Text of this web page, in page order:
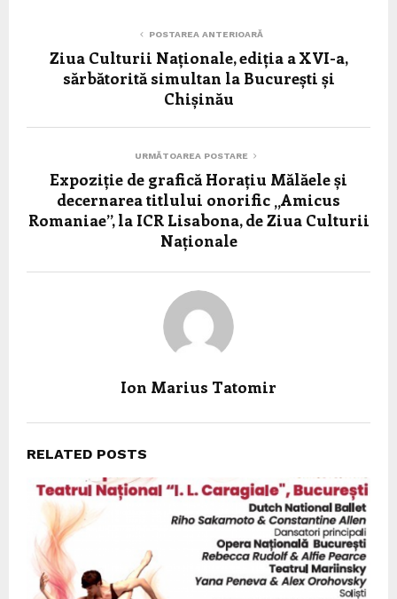
POSTAREA ANTERIOARĂ
Ziua Culturii Naționale, ediția a XVI-a,
sărbătorită simultan la București și
Chișinău
URMĂTOAREA POSTARE
Expoziție de grafică Horațiu Mălăele și
decernarea titlului onorific „Amicus
Romaniae”, la ICR Lisabona, de Ziua Culturii
Naționale
Ion Marius Tatomir
RELATED POSTS